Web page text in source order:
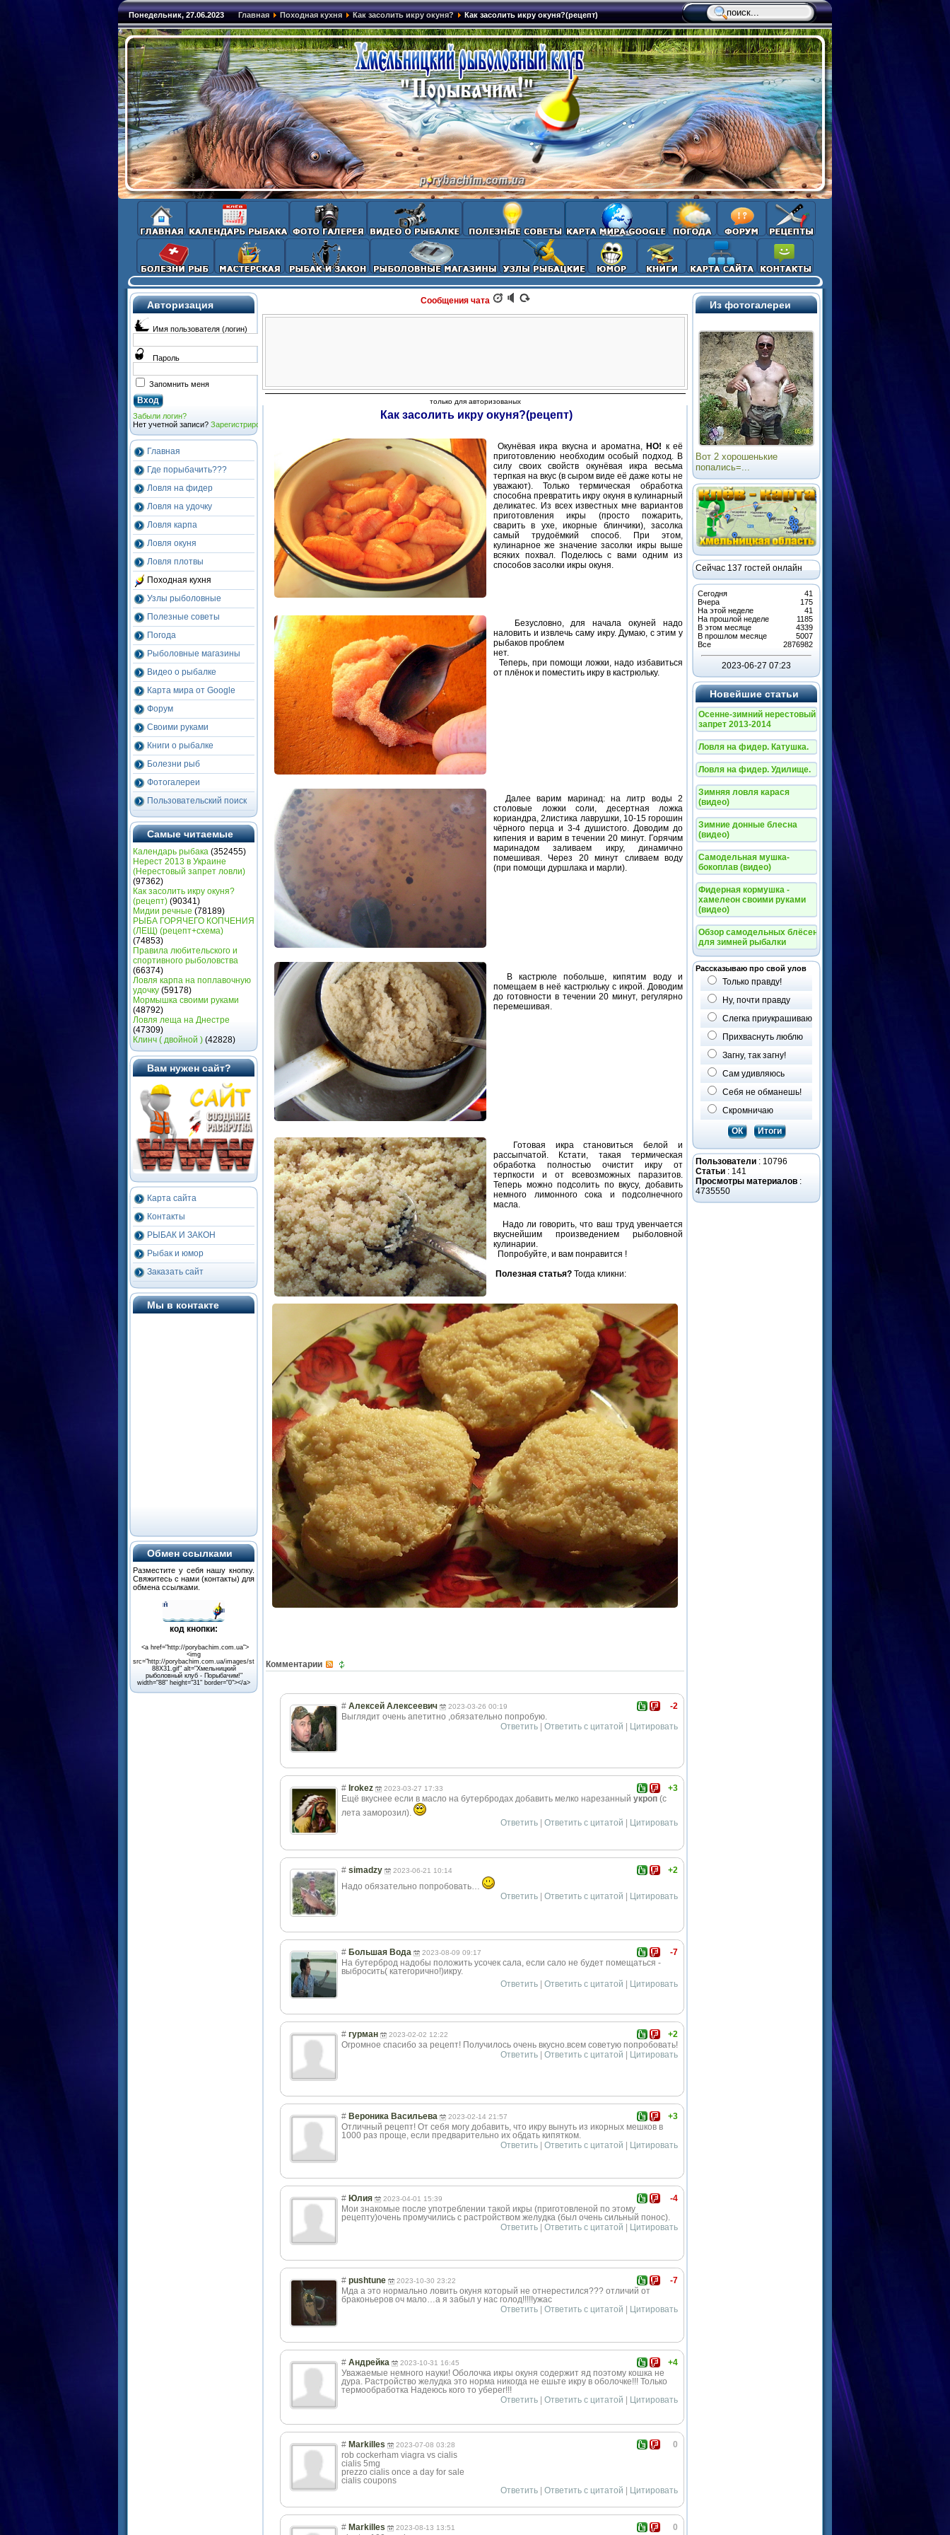
Понедельник, 27.06.2023 Главная Походная кухня Как засолить икру окуня? Как засолить икру окуня?(рецепт)
Авторизация
Имя пользователя (логин)
Пароль
Запомнить меня
Забыли логин?
Нет учетной записи? Зарегистрироваться
Главная
Где порыбачить???
Ловля на фидер
Ловля на удочку
Ловля карпа
Ловля окуня
Ловля плотвы
Походная кухня
Узлы рыболовные
Полезные советы
Погода
Рыболовные магазины
Видео о рыбалке
Карта мира от Google
Форум
Своими руками
Книги о рыбалке
Болезни рыб
Фотогалереи
Пользовательский поиск
Самые читаемые
Календарь рыбака (352455)
Нерест 2013 в Украине
(Heрестовый запрет ловли)
(97362)
Как засолить икру окуня?
(рецепт) (90341)
Мидии речные (78189)
РЫБА ГОРЯЧЕГО КОПЧЕНИЯ
(ЛЕЩ) (рецепт+схема)
(74853)
Правила любительского и
спортивного рыболовства
(66374)
Ловля карпа на поплавочную
удочку (59178)
Мормышка своими руками
(48792)
Ловля леща на Днестре
(47309)
Клинч ( двойной ) (42828)
Вам нужен сайт?
Карта сайта
Контакты
РЫБАК И ЗАКОН
Рыбак и юмор
Заказать сайт
Мы в контакте
Обмен ссылками
Разместите у себя нашу кнопку.
Свяжитесь с нами (контакты) для
обмена ссылками
код кнопки:
<a href="http://porybachim.com.ua">
<img
src="http://porybachim.com.ua/images/stories/Decor/porybachim-
88X31.gif" alt="Хмельницкий
рыболовный клуб - Порыбачим!"
width="88" height="31" border="0"></a>
Из фотогалереи
Вот 2 хорошенькие
попались=...
Сейчас 137 гостей онлайн
Сегодня
41
Вчера
175
На этой неделе
41
На прошлой неделе
1185
В этом месяце
4339
В прошлом месяце
5007
Все
2876982
2023-06-27 07:23
Новейшие статьи
Осенне-зимний нерестовый
запрет 2013-2014
Ловля на фидер. Катушка.
Ловля на фидер. Удилище.
Зимняя ловля карася
(видео)
Зимние донные блесна
(видео)
Самодельная мушка-
бокоплав (видео)
Фидерная кормушка -
хамелеон своими руками
(видео)
Обзор самодельных блёсен
для зимней рыбалки
Рассказываю про свой улов
Только правду!
Ну, почти правду
Слегка приукрашиваю
Прихваснуть люблю
Загну, так загну!
Сам удивляюсь
Себя не обманешь!
Скромничаю
Пользователи : 10796
Статьи : 141
Просмотры материалов :
4735550
Сообщения чата
только для авторизованых
Как засолить икру окуня?(рецепт)
Окунёвая икра вкусна и ароматна, НО! к её
приготовлению необходим особый подход. В
силу своих свойств окунёвая икра весьма
терпкая на вкус (в сыром виде её даже коты не
уважают). Только термическая обработка
способна превратить икру окуня в кулинарный
деликатес. Из всех известных мне вариантов
приготовления икры (просто пожарить,
сварить в ухе, икорные блинчики), засолка
самый трудоёмкий способ. При этом,
кулинарное же значение засолки икры выше
всяких похвал. Поделюсь с вами одним из
способов засолки икры окуня.
Безусловно, для начала окуней надо
наловить и извлечь саму икру. Думаю, с этим у
рыбаков проблем
нет.
Теперь, при помощи ложки, надо избавиться
от плёнок и поместить икру в кастрюльку.
Далее варим маринад: на литр воды 2
столовые ложки соли, десертная ложка
кориандра, 2листика лаврушки, 10-15 горошин
чёрного перца и 3-4 душистого. Доводим до
кипения и варим в течении 20 минут. Горячим
маринадом заливаем икру, динамично
помешивая. Через 20 минут сливаем воду
(при помощи дуршлака и марли).
В кастрюле побольше, кипятим воду и
помещаем в неё кастрюльку с икрой. Доводим
до готовности в течении 20 минут, регулярно
перемешивая.
Готовая икра становиться белой и
рассыпчатой. Кстати, такая термическая
обработка полностью очистит икру от
терпкости и от всевозможных паразитов.
Теперь можно подсолить по вкусу, добавить
немного лимонного сока и подсолнечного
масла.
Надо ли говорить, что ваш труд увенчается
вкуснейшим произведением рыболовной
кулинарии.
Попробуйте, и вам понравится !
Полезная статья? Тогда кликни:
Комментарии
-2
# Алексей Алексеевич 2023-03-26 00:19
Выглядит очень апетитно ,обязательно попробую.
Ответить
Ответить с цитатой Цитировать
+3
# Irokez 2023-03-27 17:33
Ещё вкуснее если в масло на бутербродах добавить мелко нарезанный укроп (с
лета заморозил).
Ответить
Ответить с цитатой Цитировать
+2
# simadzy 2023-06-21 10:14
Надо обязательно попробовать…
Ответить
Ответить с цитатой Цитировать
-7
# Большая Вода 2023-08-09 09:17
На бутерброд надобы положить усочек сала, если сало не будет помещаться -
выбросить( категорично!)икру.
Ответить
Ответить с цитатой Цитировать
+2
# гурман 2023-02-02 12:22
Огромное спасибо за рецепт! Получилось очень вкусно.всем советую попробовать!
Ответить
Ответить с цитатой Цитировать
+3
# Вероника Васильева 2023-02-14 21:57
Отличный рецепт! От себя могу добавить, что икру вынуть из икорных мешков в
1000 раз проще, если предварительно их обдать кипятком.
Ответить
Ответить с цитатой Цитировать
-4
# Юлия 2023-04-01 15:39
Мои знакомые после употреблении такой икры (приготовленой по этому
рецепту)очень промучились с растройством желудка (был очень сильный понос).
Ответить
Ответить с цитатой Цитировать
-7
# pushtune 2023-10-30 23:22
Мда а это нормально ловить окуня который не отнерестился??? отличий от
браконьеров оч мало…а я забыл у нас голод!!!!!ужас
Ответить
Ответить с цитатой Цитировать
+4
# Андрейка 2023-10-31 16:45
Уважаемые немного науки! Оболочка икры окуня содержит яд поэтому кошка не
дура. Растройство желудка это норма никогда не ешьте икру в оболочке!!! Только
термообработка Надеюсь кого то уберег!!!
Ответить
Ответить с цитатой Цитировать
0
# Markilles 2023-07-08 03:28
rob cockerham viagra vs cialis
cialis 5mg
prezzo cialis once a day for sale
cialis coupons
Ответить
Ответить с цитатой Цитировать
0
# Markilles 2023-08-13 13:51